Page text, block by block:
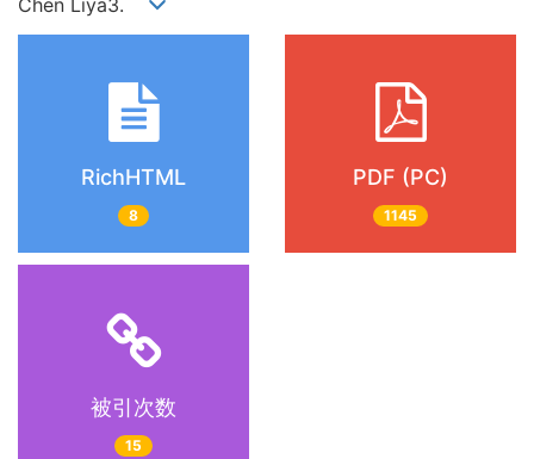
Chen Liya3.
RichHTML
8
PDF (PC)
1145
被引次数
15